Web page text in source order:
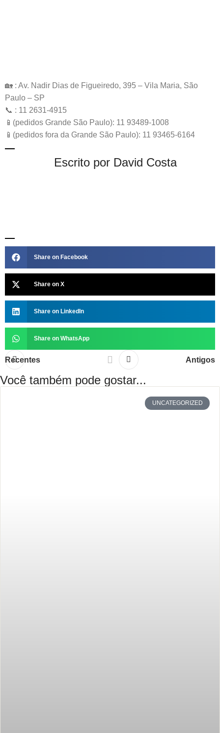
🏡 : Av. Nadir Dias de Figueiredo, 395 – Vila Maria, São
Paulo – SP
📞 : 11 2631-4915
📱(pedidos Grande São Paulo): 11 93489-1008
📱(pedidos fora da Grande São Paulo): 11 93465-6164
Escrito por David Costa
Share on Facebook
Share on X
Share on LinkedIn
Share on WhatsApp
Recentes Antigos
Você também pode gostar...
UNCATEGORIZED